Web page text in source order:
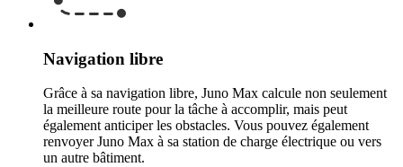
Navigation libre
Grâce à sa navigation libre, Juno Max calcule non seulement
la meilleure route pour la tâche à accomplir, mais peut
également anticiper les obstacles. Vous pouvez également
renvoyer Juno Max à sa station de charge électrique ou vers
un autre bâtiment.